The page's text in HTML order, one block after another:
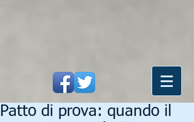
Patto di prova: quando il